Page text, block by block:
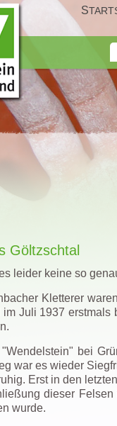
Göltzschtal
leider keine so
Kletterer
Juli 1937
bei
war es wieder
Erst in den
dieser
wurde.